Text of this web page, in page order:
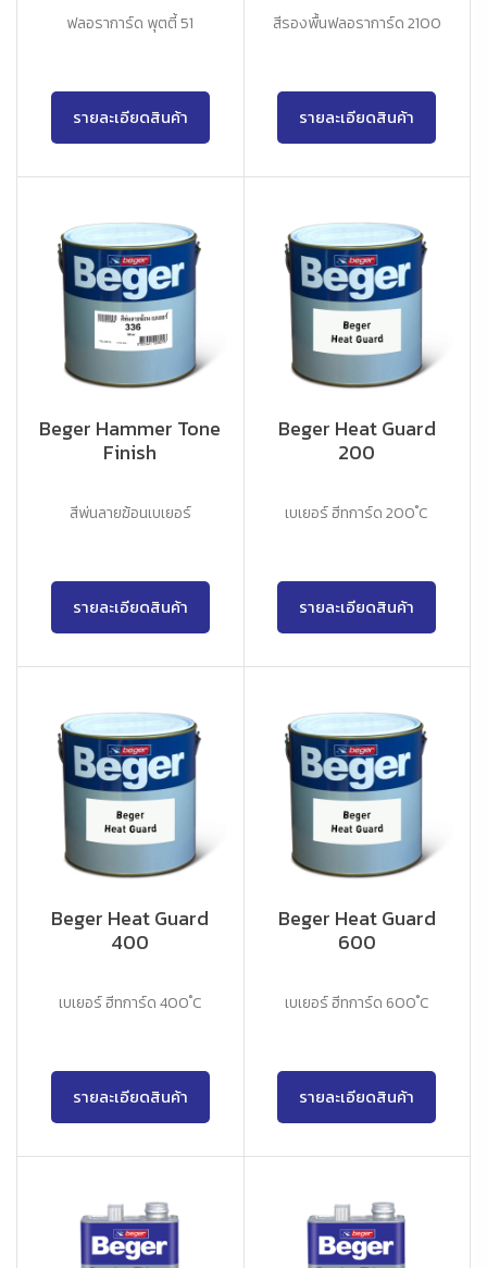
ฟลอราการ์ด พุตตี้ 51
รายละเอียดสินค้า
สีรองพื้นฟลอราการ์ด 2100
รายละเอียดสินค้า
Beger Hammer Tone
Finish
สีพ่นลายฆ้อนเบเยอร์
รายละเอียดสินค้า
Beger Heat Guard
200
เบเยอร์ ฮีทการ์ด 200 ํC
รายละเอียดสินค้า
Beger Heat Guard
400
เบเยอร์ ฮีทการ์ด 400 ํC
รายละเอียดสินค้า
Beger Heat Guard
600
เบเยอร์ ฮีทการ์ด 600 ํC
รายละเอียดสินค้า